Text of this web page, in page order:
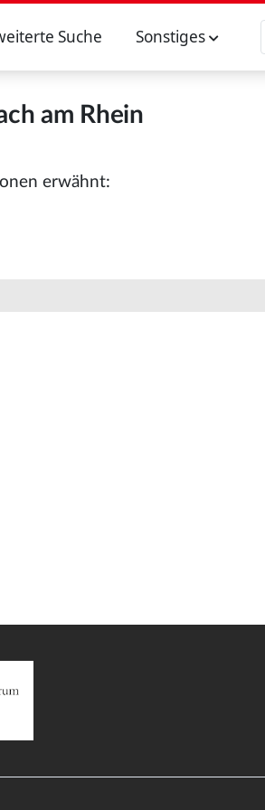
Suche Sonstiges
am Rhein
erwähnt: